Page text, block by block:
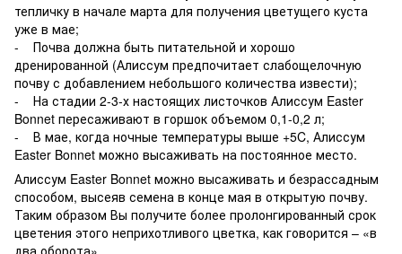
тепличку в начале марта для получения цветущего куста
уже в мае;
- Почва должна быть питательной и хорошо
дренированной (Алиссум предпочитает слабощелочную
почву с добавлением небольшого количества извести);
- На стадии 2-3-х настоящих листочков Алиссум Easter
Bonnet пересаживают в горшок объемом 0,1-0,2 л;
- В мае, когда ночные температуры выше +5C, Алиссум
Easter Bonnet можно высаживать на постоянное место.
Алиссум Easter Bonnet можно высаживать и безрассадным
способом, высеяв семена в конце мая в открытую почву.
Таким образом Вы получите более пролонгированный срок
цветения этого неприхотливого цветка, как говорится – «в
два оборота».